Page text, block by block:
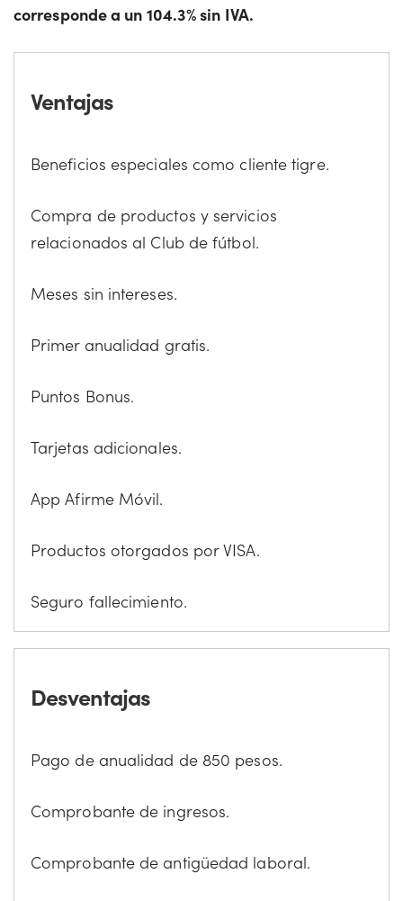
corresponde a un 104.3% sin IVA.
Ventajas
Beneficios especiales como cliente tigre.
Compra de productos y servicios
relacionados al Club de fútbol.
Meses sin intereses.
Primer anualidad gratis.
Puntos Bonus.
Tarjetas adicionales.
App Afirme Móvil.
Productos otorgados por VISA.
Seguro fallecimiento.
Desventajas
Pago de anualidad de 850 pesos.
Comprobante de ingresos.
Comprobante de antigüedad laboral.